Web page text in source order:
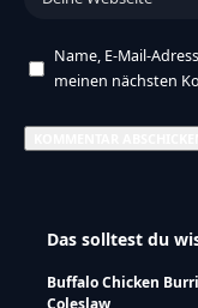
Name, E-Mail-
meinen nächsten
Das solltest du
Buffalo Chicken